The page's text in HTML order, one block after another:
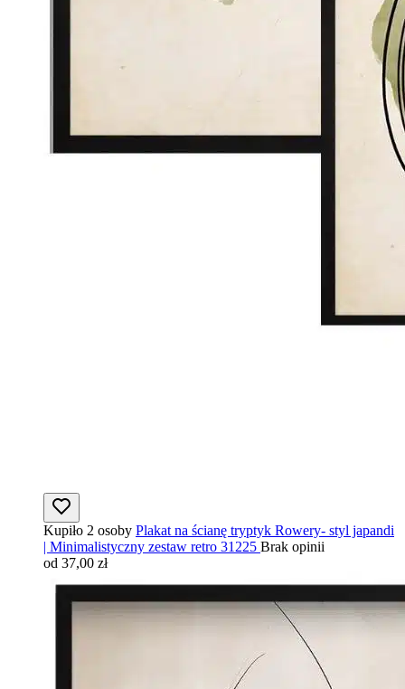
Kupiło 2 osoby Plakat na ścianę tryptyk Rowery- styl japandi
| Minimalistyczny zestaw retro 31225 Brak opinii
od 37,00 zł